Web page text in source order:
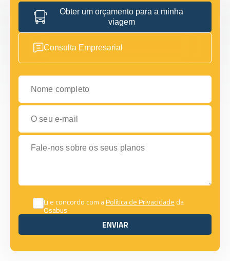
Obter um orçamento para a minha
viagem
Consulta Empresarial
Nome completo
O seu e-mail
Fale-nos sobre os seus planos
Li e concordo com aPolítica de Privacidadeda
Osabus
ENVIAR
ENVIAR